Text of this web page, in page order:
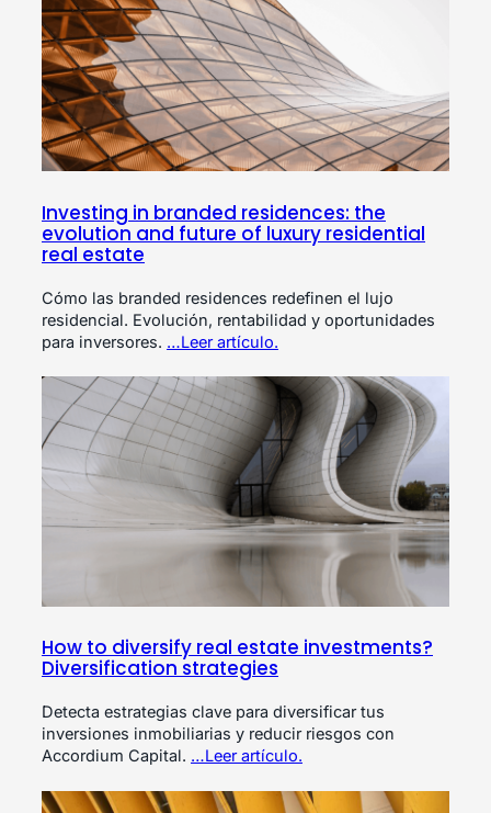
Investing in branded residences: the
evolution and future of luxury residential
real estate
Cómo las branded residences redefinen el lujo
residencial. Evolución, rentabilidad y oportunidades
para inversores. …Leer artículo.
How to diversify real estate investments?
Diversification strategies
Detecta estrategias clave para diversificar tus
inversiones inmobiliarias y reducir riesgos con
Accordium Capital. …Leer artículo.